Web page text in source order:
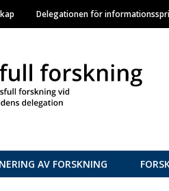
Delegationen för
AV FORSKNING